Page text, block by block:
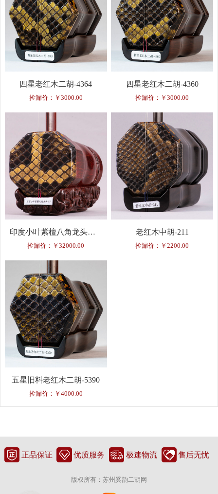
四星老红木二胡-4364
捡漏价：￥3000.00
四星老红木二胡-4360
捡漏价：￥3000.00
印度小叶紫檀八角龙头二胡-85
捡漏价：￥32000.00
老红木中胡-211
捡漏价：￥2200.00
五星旧料老红木二胡-5390
捡漏价：￥4000.00
正品保证 优质服务 极速物流 售后无忧
版权所有：苏州奚韵二胡网